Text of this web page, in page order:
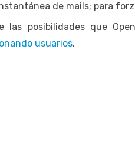
de mails; para
las posibilidades que
usuarios.